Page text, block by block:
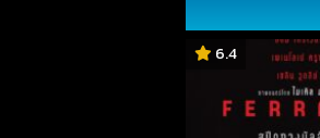
6.4